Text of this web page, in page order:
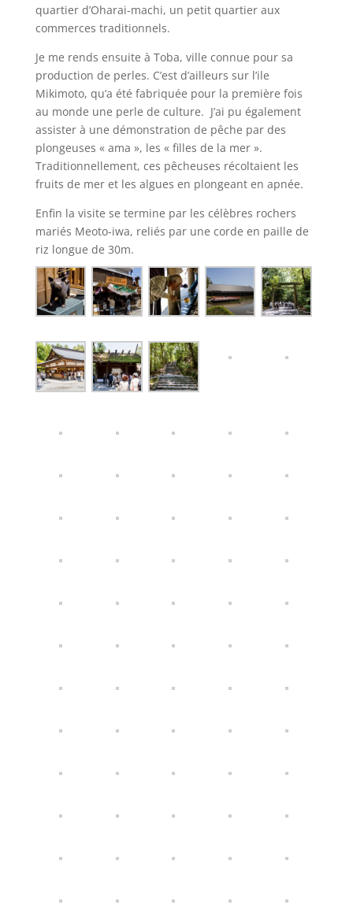
quartier d’Oharai-machi, un petit quartier aux
commerces traditionnels.
Je me rends ensuite à Toba, ville connue pour sa
production de perles. C’est d’ailleurs sur l’ile
Mikimoto, qu’a été fabriquée pour la première fois
au monde une perle de culture. J’ai pu également
assister à une démonstration de pêche par des
plongeuses « ama », les « filles de la mer ».
Traditionnellement, ces pêcheuses récoltaient les
fruits de mer et les algues en plongeant en apnée.
Enfin la visite se termine par les célèbres rochers
mariés Meoto-iwa, reliés par une corde en paille de
riz longue de 30m.